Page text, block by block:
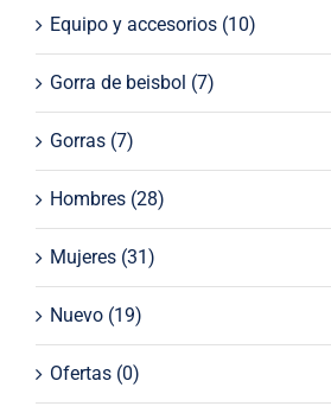
Equipo y accesorios (10)
Gorra de beisbol (7)
Gorras (7)
Hombres (28)
Mujeres (31)
Nuevo (19)
Ofertas (0)